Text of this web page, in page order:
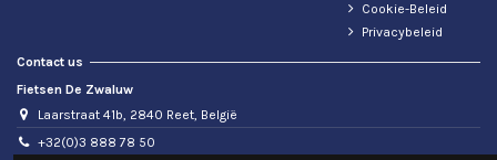
Cookie-Beleid
Privacybeleid
Contact us
Fietsen De Zwaluw
Laarstraat 41b, 2840 Reet, België
+32(0)3 888 78 50